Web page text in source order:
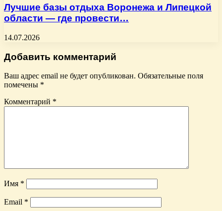
Лучшие базы отдыха Воронежа и Липецкой
области — где провести…
14.07.2026
Добавить комментарий
Ваш адрес email не будет опубликован. Обязательные поля
помечены *
Комментарий *
Имя *
Email *